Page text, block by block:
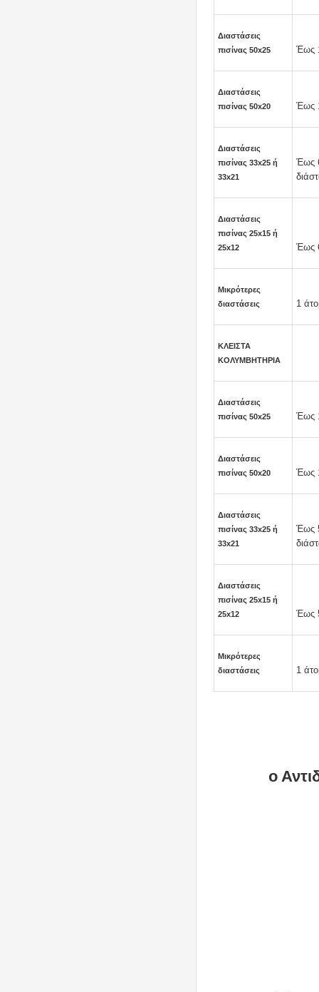
Διαστάσεις
πισίνας 50x25
Έως
Διαστάσεις
πισίνας 50x20
Έως
Διαστάσεις
πισίνας 33x25 ή
33x21
Έως
Διαστάσεις
πισίνας 25x15 ή
25x12
Έως
Μικρότερες
διαστάσεις
1
ΚΛΕΙΣΤΑ
ΚΟΛΥΜΒΗΤΗΡΙΑ
Διαστάσεις
πισίνας 50x25
Έως
Διαστάσεις
πισίνας 50x20
Έως
Διαστάσεις
πισίνας 33x25 ή
33x21
Έως
Διαστάσεις
πισίνας 25x15 ή
25x12
Έως
Μικρότερες
διαστάσεις
1
ο